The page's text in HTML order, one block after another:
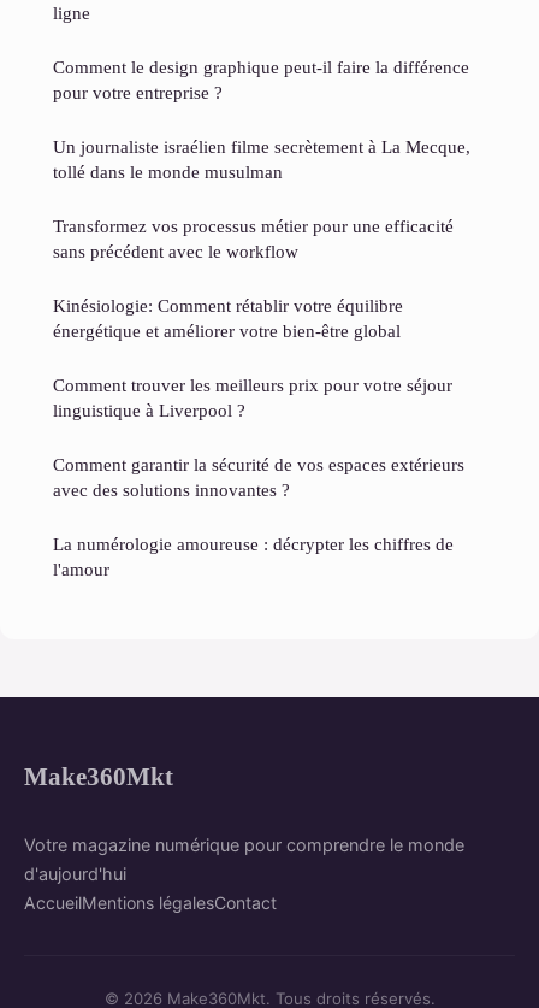
ligne
Comment le design graphique peut-il faire la différence
pour votre entreprise ?
Un journaliste israélien filme secrètement à La Mecque,
tollé dans le monde musulman
Transformez vos processus métier pour une efficacité
sans précédent avec le workflow
Kinésiologie: Comment rétablir votre équilibre
énergétique et améliorer votre bien-être global
Comment trouver les meilleurs prix pour votre séjour
linguistique à Liverpool ?
Comment garantir la sécurité de vos espaces extérieurs
avec des solutions innovantes ?
La numérologie amoureuse : décrypter les chiffres de
l'amour
Make360Mkt
Votre magazine numérique pour comprendre le monde
d'aujourd'hui
AccueilMentions légalesContact
© 2026 Make360Mkt. Tous droits réservés.